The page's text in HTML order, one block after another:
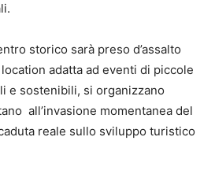
storico sarà preso d’assalto
adatta ad eventi di piccole
e sostenibili, si organizzano
all’invasione momentanea del
reale sullo sviluppo turistico